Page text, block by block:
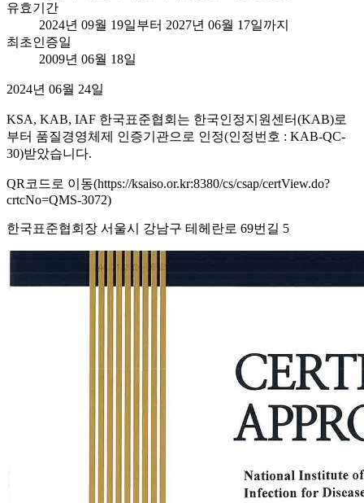
유효기간
2024년 09월 19일부터 2027년 06월 17일까지
최초인증일
2009년 06월 18일
2024년 06월 24일
KSA, KAB, IAF 한국표준협회는 한국인정지원센터(KAB)로
부터 품질경영체제 인증기관으로 인정(인정번호 : KAB-QC-
30)받았습니다.
QR코드로 이동(https://ksaiso.or.kr:8380/cs/csap/certView.do?
crtcNo=QMS-3072)
한국표준협회장 서울시 강남구 테헤란로 69번길 5